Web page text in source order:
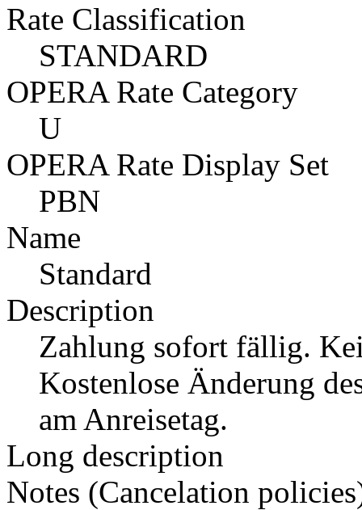
Rate Classification
STANDARD
OPERA Rate Category
U
OPERA Rate Display Set
PBN
Name
Standard
Description
Zahlung sofort fällig.
Kostenlose Änderung
am Anreisetag.
Long description
Notes (Cancelation